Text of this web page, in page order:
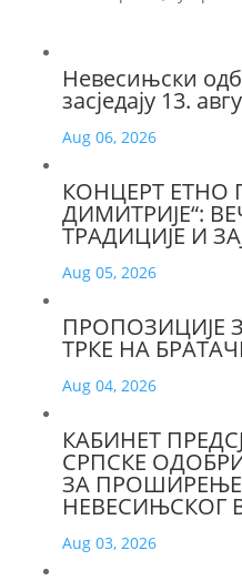
Невесињски
засједају 13.
Aug 06, 2026
КОНЦЕРТ ЕТНО
ДИМИТРИЈЕ“:
ТРАДИЦИЈЕ И
Aug 05, 2026
ПРОПОЗИЦИЈЕ
ТРКЕ НА
Aug 04, 2026
КАБИНЕТ
СРПСКЕ
ЗА ПРОШИРЕЊЕ
НЕВЕСИЊСКОГ
Aug 03, 2026